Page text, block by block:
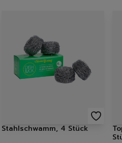
Stahlschwamm, 4 Stück